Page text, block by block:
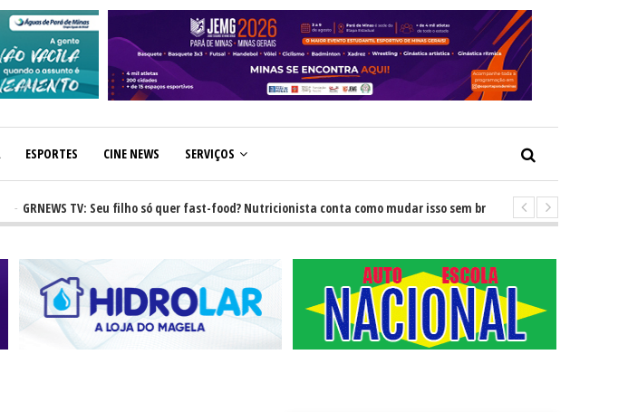
ESPORTES CINE NEWS SERVIÇOS
TV: Seu filho só quer fast-food? Nutricionista conta como mudar isso sem brigas GRNEWS TV: